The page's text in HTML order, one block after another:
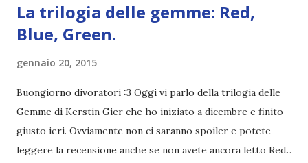
La trilogia delle gemme: Red,
Blue, Green.
gennaio 20, 2015
Buongiorno divoratori :3 Oggi vi parlo della trilogia delle
Gemme di Kerstin Gier che ho iniziato a dicembre e finito
giusto ieri. Ovviamente non ci saranno spoiler e potete
leggere la recensione anche se non avete ancora letto Red.